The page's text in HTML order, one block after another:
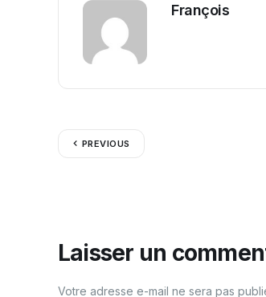
François
PREVIOUS
Laisser un
Votre adresse e-mail ne sera pas